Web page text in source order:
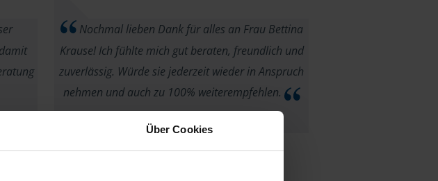
Über Cookies
Nochmal lieben Dank für alles an Frau Bettina
Krause! Ich fühlte mich gut beraten, freundlich und
zuverlässig. Würde sie jederzeit wieder in Anspruch
nehmen und auch zu 100% weiterempfehlen.
Fr.Frank